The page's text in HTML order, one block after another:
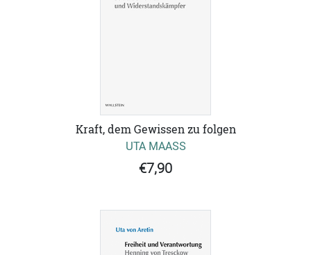
Kraft, dem Gewissen zu folgen
UTA MAASS
€7,90